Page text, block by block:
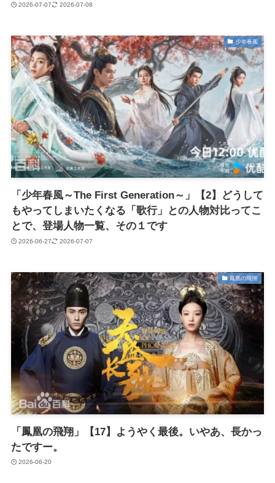
2026-07-07 2026-07-08
少年春風
「少年春風～The First Generation～」【2】どうして
もやってしまいたくなる「歌行」との人物対比ってこ
とで、登場人物一覧、その１です
2026-06-27 2026-07-07
鳳凰の飛翔
「鳳凰の飛翔」【17】ようやく最後。いやあ、長かっ
たですー。
2026-06-20